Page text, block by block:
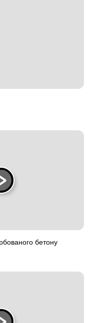
бетону